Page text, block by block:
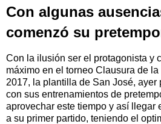
Con algunas
comenzó su
Con la ilusión ser el protagonista y
máximo en el torneo Clausura de
2017, la plantilla de San José, ayer
con sus entrenamientos de
aprovechar este tiempo y así llegar
a su primer partido, teniendo el